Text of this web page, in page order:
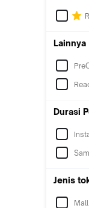
Lainnya
Durasi
Jenis
Mall